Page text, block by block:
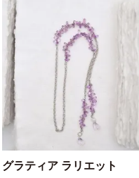
グラティア ラリエット